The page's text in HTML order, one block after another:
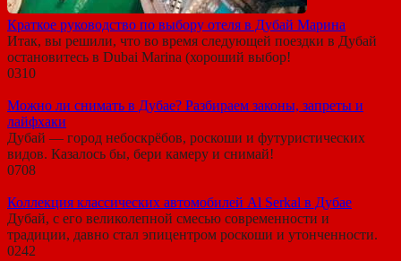
Краткое руководство по выбору отеля в Дубай Марина
Итак, вы решили, что во время следующей поездки в Дубай
остановитесь в Dubai Marina (хороший выбор!
0310
Можно ли снимать в Дубае? Разбираем законы, запреты и
лайфхаки
Дубай — город небоскрёбов, роскоши и футуристических
видов. Казалось бы, бери камеру и снимай!
0708
Коллекция классических автомобилей Al Serkal в Дубае
Дубай, с его великолепной смесью современности и
традиции, давно стал эпицентром роскоши и утонченности.
0242